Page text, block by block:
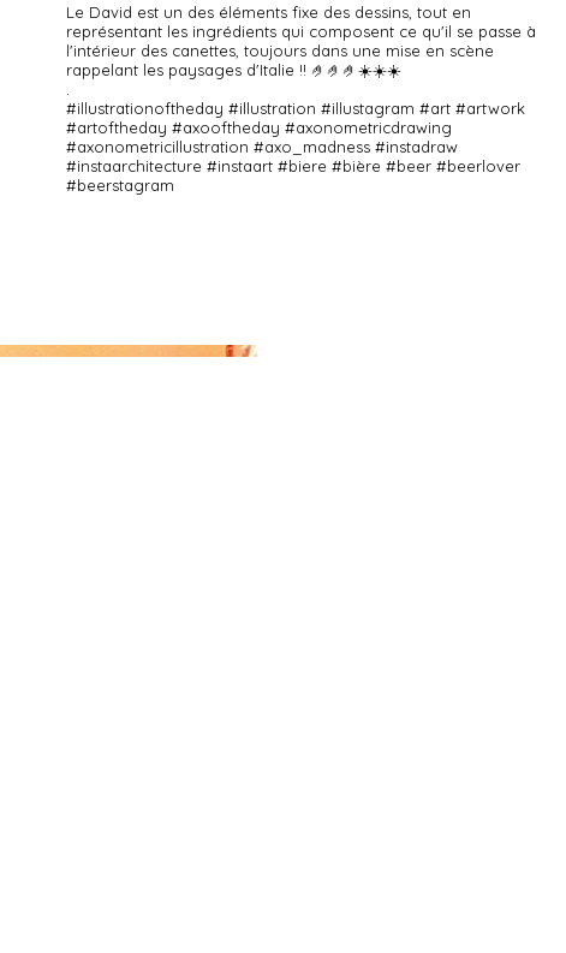
Le David est un des éléments fixe des dessins, tout en
représentant les ingrédients qui composent ce qu'il se passe à
l'intérieur des canettes, toujours dans une mise en scène
rappelant les paysages d'Italie !! 🤌🤌🤌☀️☀️☀️
#illustrationoftheday #illustration #illustagram #art #artwork
#artoftheday #axooftheday #axonometricdrawing
#axonometricillustration #axo_madness #instadraw
#instaarchitecture #instaart #biere #bière #beer #beerlover
#beerstagram